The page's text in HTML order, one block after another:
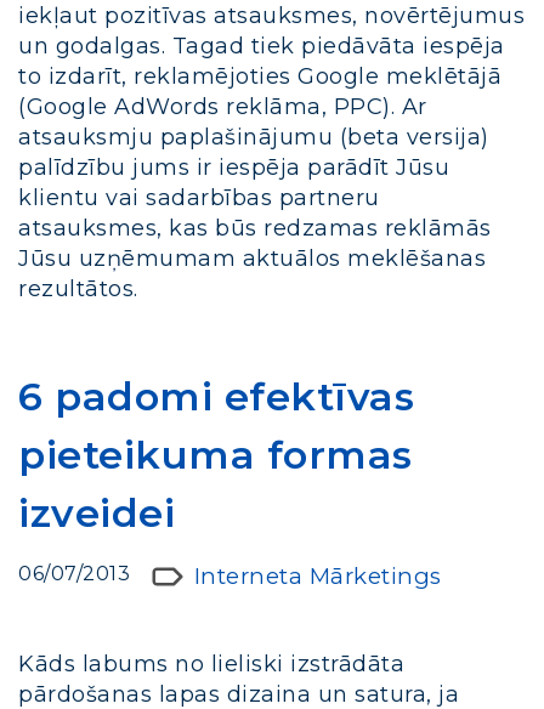
iekļaut pozitīvas atsauksmes, novērtējumus
un godalgas. Tagad tiek piedāvāta iespēja
to izdarīt, reklamējoties Google meklētājā
(Google AdWords reklāma, PPC). Ar
atsauksmju paplašinājumu (beta versija)
palīdzību jums ir iespēja parādīt Jūsu
klientu vai sadarbības partneru
atsauksmes, kas būs redzamas reklāmās
Jūsu uzņēmumam aktuālos meklēšanas
rezultātos.
6 padomi efektīvas
pieteikuma formas
izveidei
06/07/2013 Interneta Mārketings
Kāds labums no lieliski izstrādāta
pārdošanas lapas dizaina un satura, ja